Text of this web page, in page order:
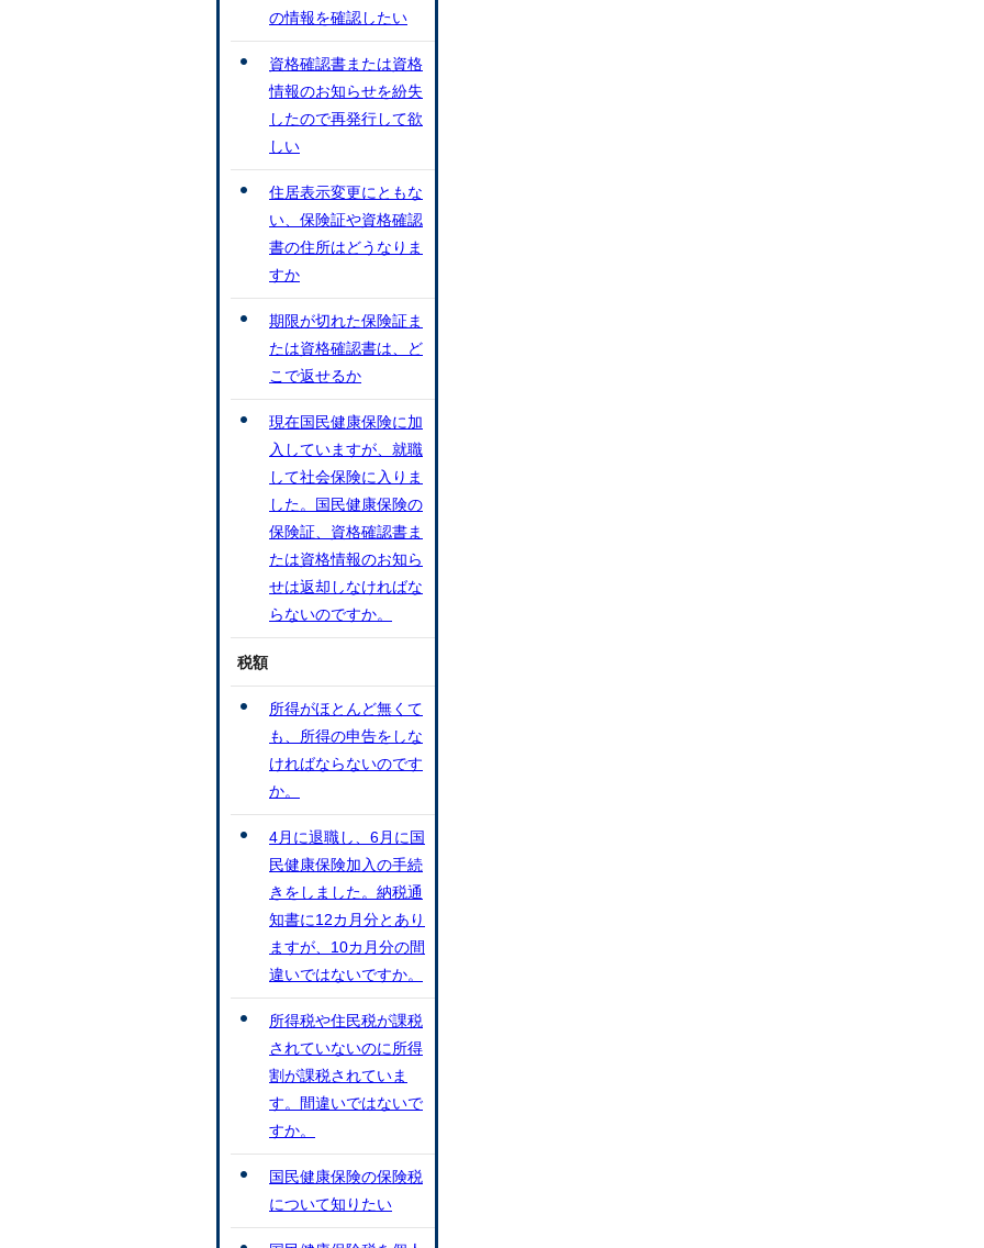
の情報を確認したい
資格確認書または資格
情報のお知らせを紛失
したので再発行して欲
しい
住居表示変更にともな
い、保険証や資格確認
書の住所はどうなりま
すか
期限が切れた保険証ま
たは資格確認書は、ど
こで返せるか
現在国民健康保険に加
入していますが、就職
して社会保険に入りま
した。国民健康保険の
保険証、資格確認書ま
たは資格情報のお知ら
せは返却しなければな
らないのですか。
税額
所得がほとんど無くて
も、所得の申告をしな
ければならないのです
か。
4月に退職し、6月に国
民健康保険加入の手続
きをしました。納税通
知書に12カ月分とあり
ますが、10カ月分の間
違いではないですか。
所得税や住民税が課税
されていないのに所得
割が課税されていま
す。間違いではないで
すか。
国民健康保険の保険税
について知りたい